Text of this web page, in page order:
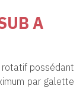
A
rotatif possédant
par galette